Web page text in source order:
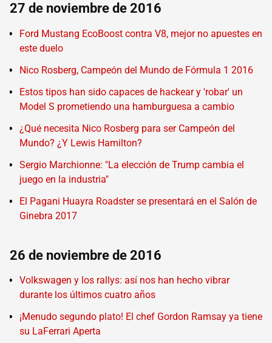
27 de noviembre de 2016
Ford Mustang EcoBoost contra V8, mejor no apuestes en
este duelo
Nico Rosberg, Campeón del Mundo de Fórmula 1 2016
Estos tipos han sido capaces de hackear y 'robar' un
Model S prometiendo una hamburguesa a cambio
¿Qué necesita Nico Rosberg para ser Campeón del
Mundo? ¿Y Lewis Hamilton?
Sergio Marchionne: "La elección de Trump cambia el
juego en la industria"
El Pagani Huayra Roadster se presentará en el Salón de
Ginebra 2017
26 de noviembre de 2016
Volkswagen y los rallys: así nos han hecho vibrar
durante los últimos cuatro años
¡Menudo segundo plato! El chef Gordon Ramsay ya tiene
su LaFerrari Aperta